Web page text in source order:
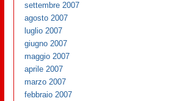
settembre 2007
agosto 2007
luglio 2007
giugno 2007
maggio 2007
aprile 2007
marzo 2007
febbraio 2007